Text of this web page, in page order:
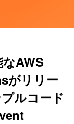
AWS
がリリー
ルコード